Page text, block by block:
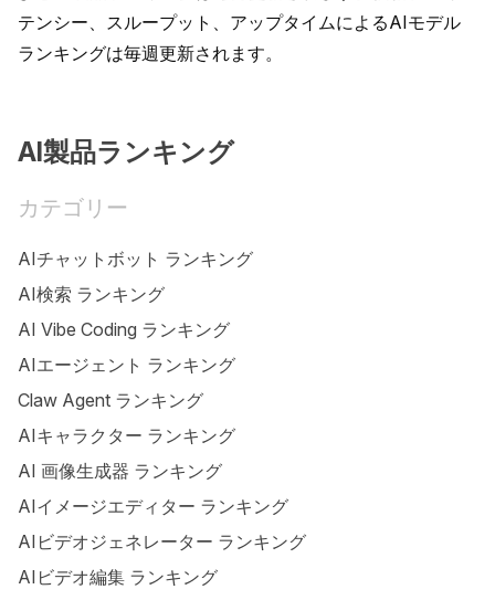
テンシー、スループット、アップタイムによるAIモデル
ランキングは毎週更新されます。
AI製品ランキング
カテゴリー
AIチャットボット ランキング
AI検索 ランキング
AI Vibe Coding ランキング
AIエージェント ランキング
Claw Agent ランキング
AIキャラクター ランキング
AI 画像生成器 ランキング
AIイメージエディター ランキング
AIビデオジェネレーター ランキング
AIビデオ編集 ランキング